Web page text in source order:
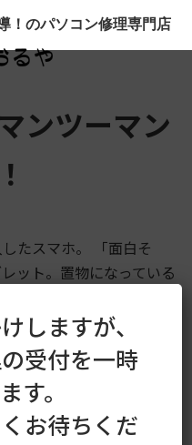
！のパソコン修理専門店
ンツーマン
たスマホ。 「面白そ
ット。置物になっている
がよくわからなくて…。
きるようになるまで、ご
ンで指導致します。
しますが、
受付を一時
す。
お待ちくだ